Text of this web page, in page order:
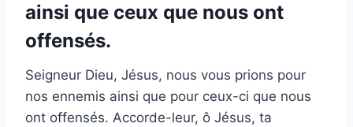
ainsi que ceux que nous ont
offensés.
Seigneur Dieu, Jésus, nous vous prions pour
nos ennemis ainsi que pour ceux-ci que nous
ont offensés. Accorde-leur, ô Jésus, ta